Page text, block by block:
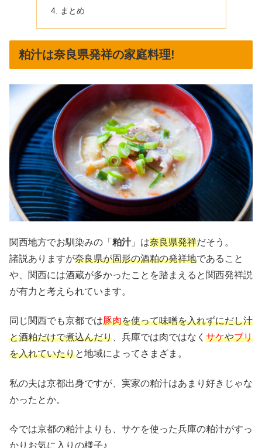
まとめ
粕汁は奈良県発祥の家庭料理!
関西地方でお馴染みの「 粕汁」は奈良県発祥だそう。
諸説ありますが奈良県が固形の酒粕の発祥地であること
や、関西には酒蔵が多かったことを踏まえると関西発祥説
が有力と考えられています。
同じ関西でも京都では豚肉を使って味噌を入れずにだし汁
と酒粕だけで煮込んだり、兵庫では肉ではなく サケやブリ
を入れていたりと地域によってさまざま。
私の夫は京都出身ですが、実家の粕汁はあまり好きじゃな
かったとか。
今では京都の粕汁よりも、サケを使った兵庫の粕汁がすっ
かりお気に入りの様子♪